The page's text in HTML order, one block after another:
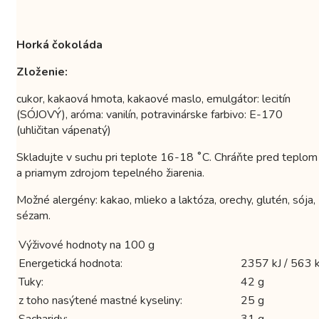
Horká čokoláda
Zloženie:
cukor, kakaová hmota, kakaové maslo, emulgátor: lecitín
(SÓJOVÝ), aróma: vanilín, potravinárske farbivo: E-170
(uhličitan vápenatý)
Skladujte v suchu pri teplote 16-18 ˚C. Chráňte pred teplom
a priamym zdrojom tepelného žiarenia.
Možné alergény: kakao, mlieko a laktóza, orechy, glutén, sója,
sézam.
Výživové hodnoty na 100 g
Energetická hodnota:
2357 kJ / 563
Tuky:
42 g
z toho nasýtené mastné kyseliny:
25 g